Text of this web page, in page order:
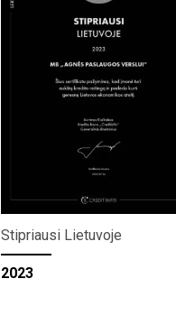
Stipriausi Lietuvoje
2023